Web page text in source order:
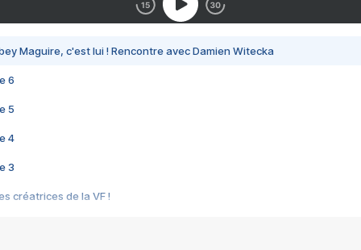
Maguire, c'est lui ! Rencontre avec Damien Witecka
6
5
4
3
créatrices de la VF !